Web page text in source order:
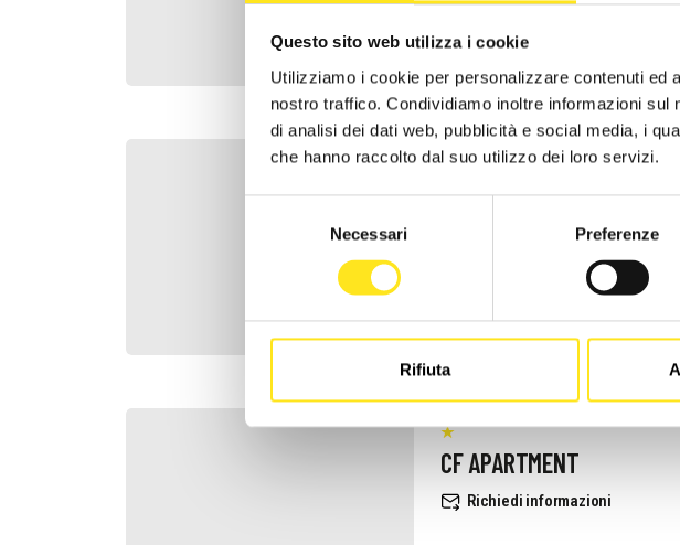
Questo sito web utilizza i cookie
Utilizziamo i cookie per personalizzare contenuti ed
nostro traffico. Condividiamo inoltre informazioni
di analisi dei dati web, pubblicità e social media, i
che hanno raccolto dal suo utilizzo dei loro servizi.
Necessari Preferenze
Rifiuta
NS
Richiedi informazioni
CF APARTMENT
Richiedi informazioni